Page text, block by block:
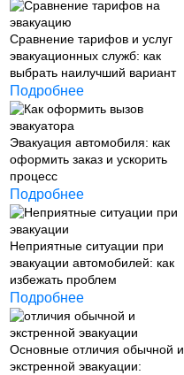
Сравнение тарифов и услуг
эвакуационных служб: как
выбрать наилучший вариант
Подробнее
Эвакуация автомобиля: как
оформить заказ и ускорить
процесс
Подробнее
Неприятные ситуации при
эвакуации автомобилей: как
избежать проблем
Подробнее
Основные отличия обычной и
экстренной эвакуации: